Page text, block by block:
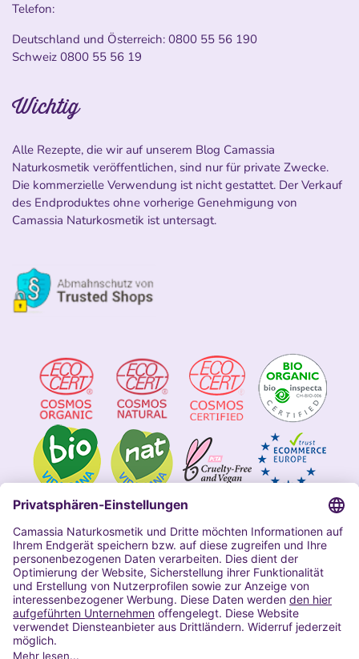
Telefon:
Deutschland und Österreich: 0800 55 56 190
Schweiz 0800 55 56 19
Wichtig
Alle Rezepte, die wir auf unserem Blog Camassia
Naturkosmetik veröffentlichen, sind nur für private Zwecke.
Die kommerzielle Verwendung ist nicht gestattet. Der Verkauf
des Endproduktes ohne vorherige Genehmigung von
Camassia Naturkosmetik ist untersagt.
Impressum
Allgemeine Geschäftsbedingungen
Datenschutzerklärung Camassia
Widerrufsbelehrung
Copyright 2020 | Alle Rechte vorbehalten